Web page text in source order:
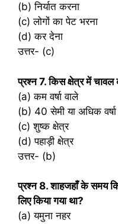
(b) निर्यात करना
(c) लोगों का पेट भरना
(d) कर देना
उत्तर- (c)
प्रश्‍न 7. किस क्षेत्र में चावल
(a) कम वर्षा वाले
(b) 40 सेमी या अधिक वर्षा
(c) शुष्क क्षेत्र
(d) पहाड़ी क्षेत्र
उत्तर- (b)
प्रश्‍न 8. शाहजहाँ के समय
लिए किया गया था?
(a) यमुना नहर